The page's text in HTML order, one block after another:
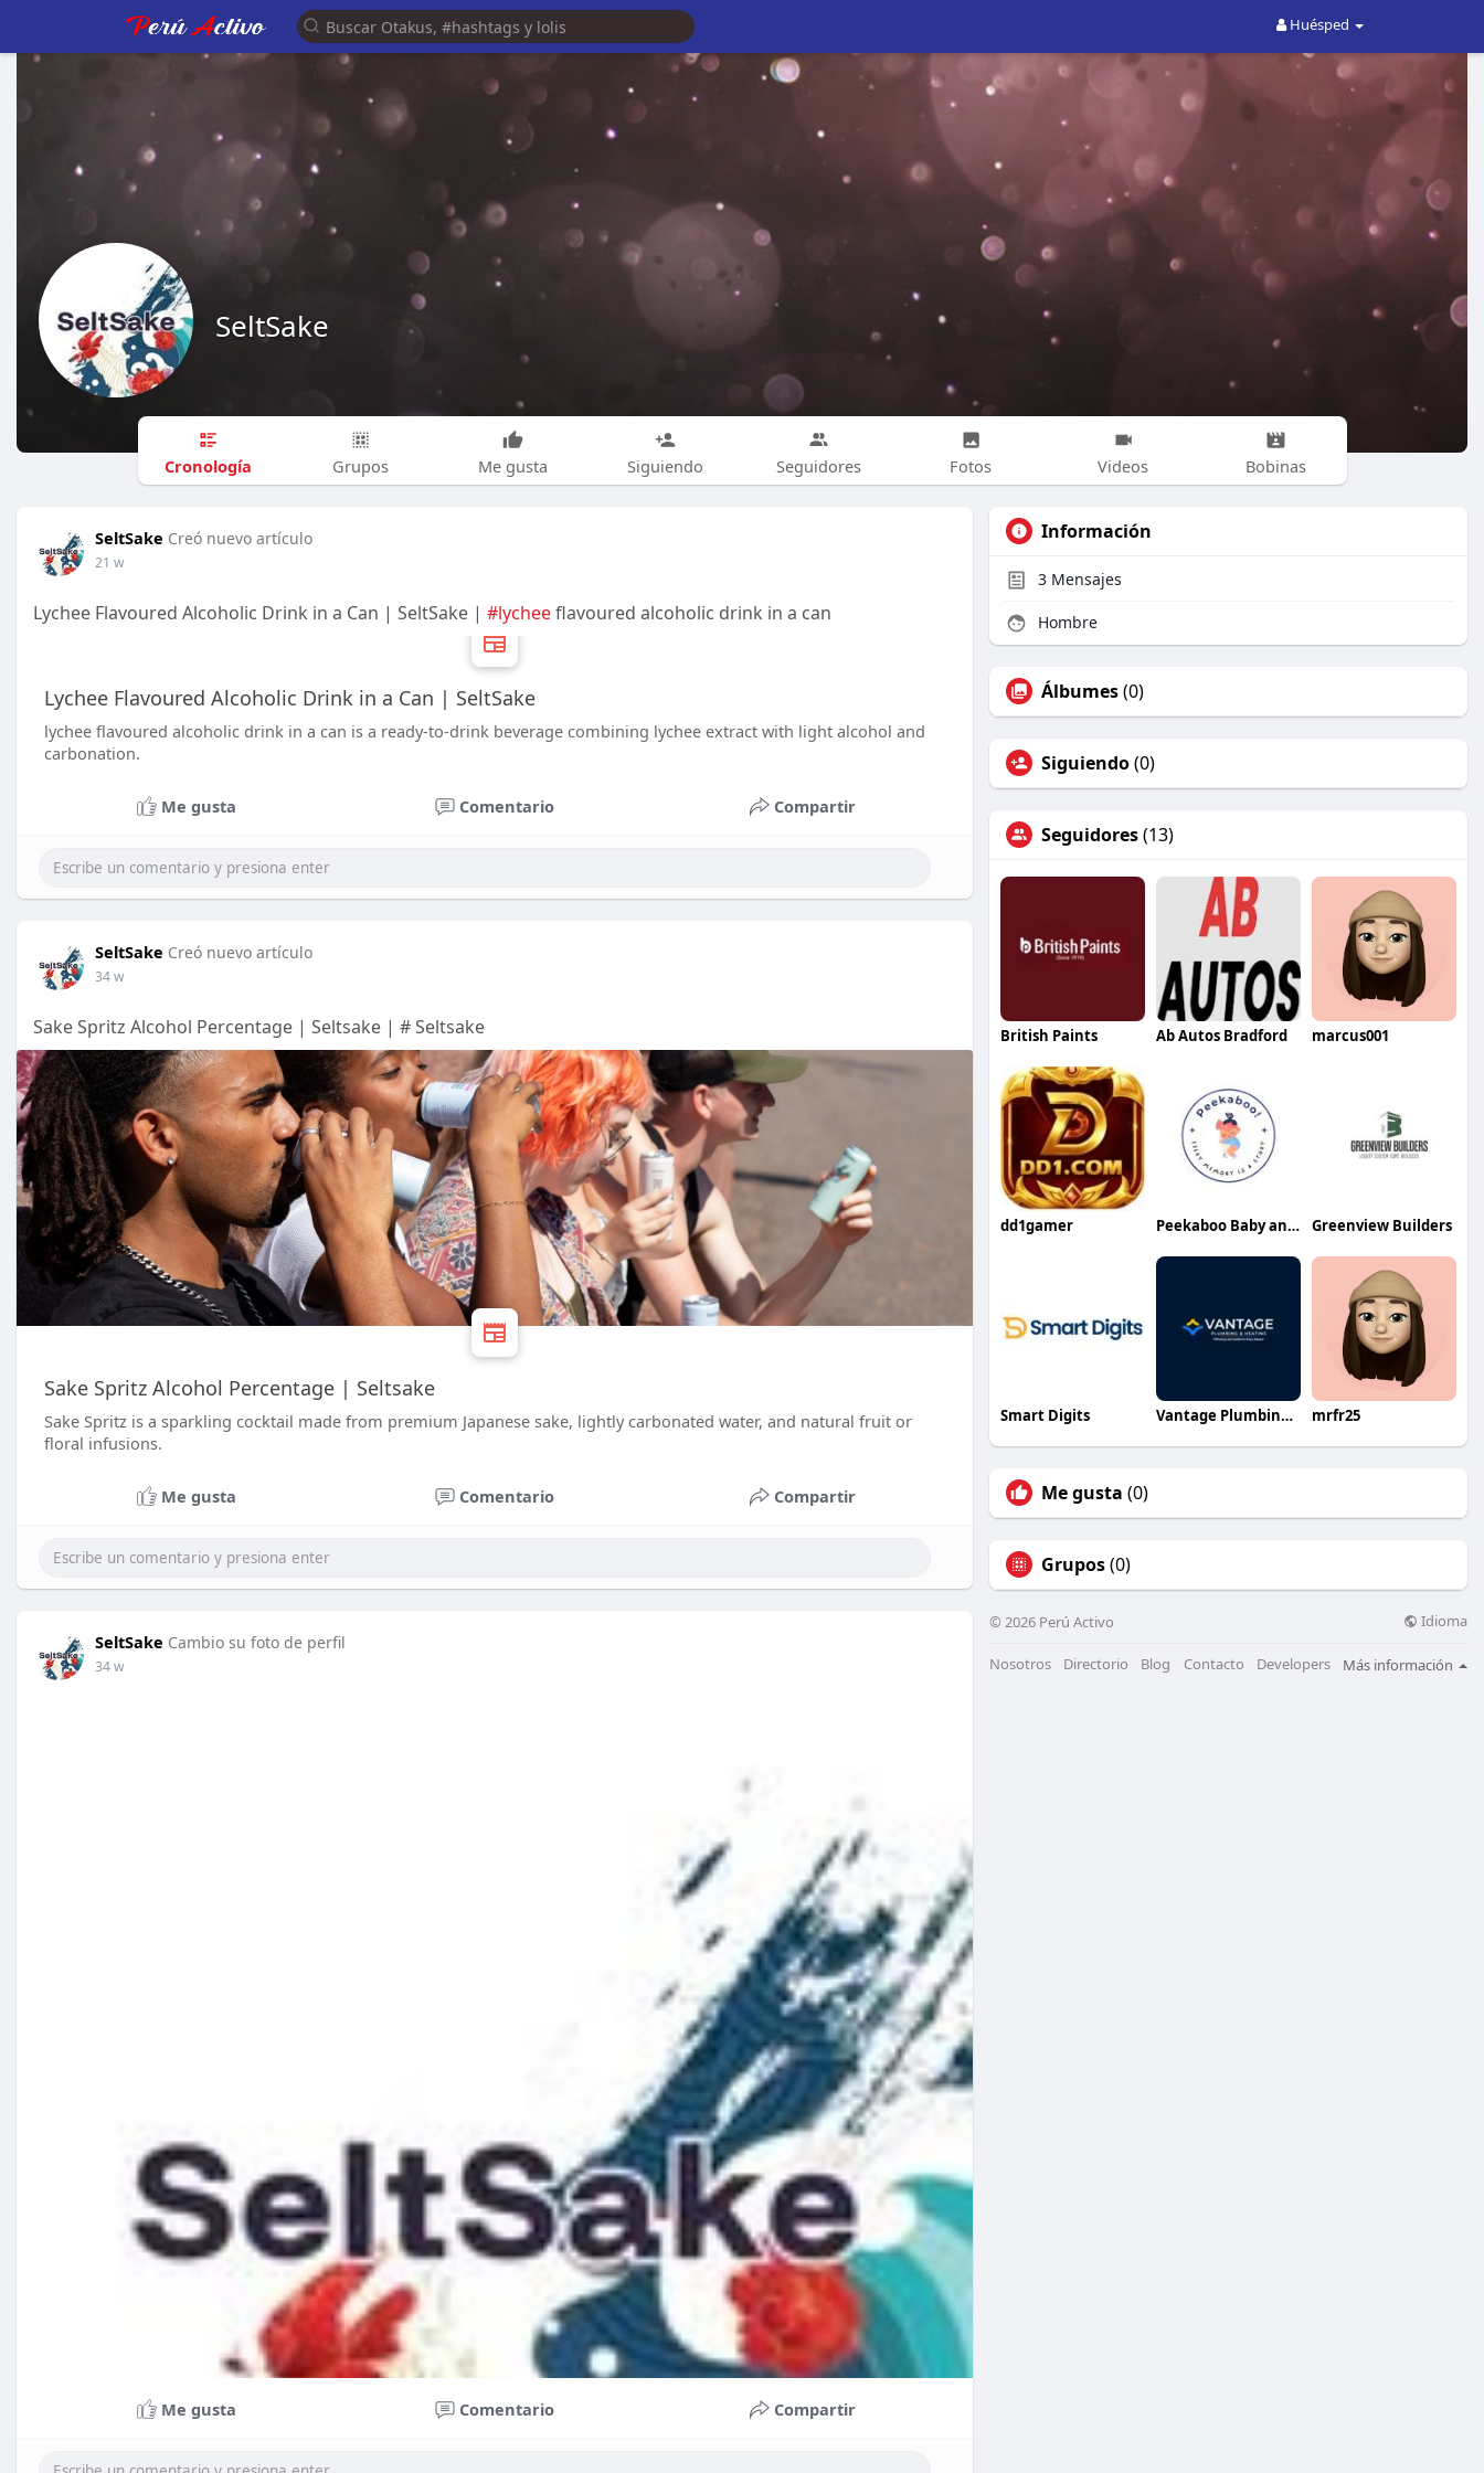
Huésped
SeltSake
Cronología Grupos Me gusta Siguiendo Seguidores Fotos Videos Bobinas
SeltSake Creó nuevo artículo
21 w
Lychee Flavoured Alcoholic Drink in a Can | SeltSake | #lycheeflavoured alcoholic drink in a can
Lychee Flavoured Alcoholic Drink in a Can | SeltSake
lychee flavoured alcoholic drink in a can is a ready-to-drink beverage combining lychee extract with light alcohol and
carbonation.
Me gusta Comentario Compartir
SeltSake Creó nuevo artículo
34 w
Sake Spritz Alcohol Percentage | Seltsake | # Seltsake
Sake Spritz Alcohol Percentage | Seltsake
Sake Spritz is a sparkling cocktail made from premium Japanese sake, lightly carbonated water, and natural fruit or
floral infusions.
Me gusta Comentario Compartir
SeltSake Cambio su foto de perfil
34 w
Me gusta Comentario Compartir
Información
3 Mensajes
Hombre
Álbumes(0)
Siguiendo(0)
Seguidores(13)
British Paints Ab Autos Bradford marcus001
dd1gamer Peekaboo Baby and Kids Greenview Builders
Smart Digits Vantage Plumbing and Heating mrfr25
Me gusta (0)
Grupos(0)
© 2026 Perú Activo Idioma
Nosotros Directorio Blog Contacto Developers Más información